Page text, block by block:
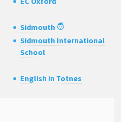
Sidmouth
Sidmouth International
School
English in Totnes